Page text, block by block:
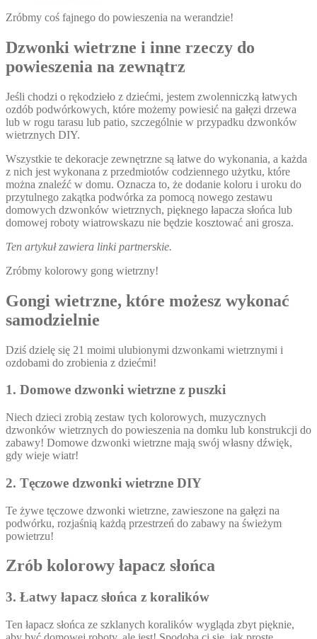
Zróbmy coś fajnego do powieszenia na werandzie!
Dzwonki wietrzne i inne rzeczy do
powieszenia na zewnątrz
Jeśli chodzi o rękodzieło z dziećmi, jestem zwolenniczką łatwych
ozdób podwórkowych, które możemy powiesić na gałęzi drzewa
lub w rogu tarasu lub patio, szczególnie w przypadku dzwonków
wietrznych DIY.
Wszystkie te dekoracje zewnętrzne są łatwe do wykonania, a każda
z nich jest wykonana z przedmiotów codziennego użytku, które
można znaleźć w domu. Oznacza to, że dodanie koloru i uroku do
przytulnego zakątka podwórka za pomocą nowego zestawu
domowych dzwonków wietrznych, pięknego łapacza słońca lub
domowej roboty wiatrowskazu nie będzie kosztować ani grosza.
Ten artykuł zawiera linki partnerskie.
Zróbmy kolorowy gong wietrzny!
Gongi wietrzne, które możesz wykonać
samodzielnie
Dziś dzielę się 21 moimi ulubionymi dzwonkami wietrznymi i
ozdobami do zrobienia z dziećmi!
1. Domowe dzwonki wietrzne z puszki
Niech dzieci zrobią zestaw tych kolorowych, muzycznych
dzwonków wietrznych do powieszenia na domku lub konstrukcji do
zabawy! Domowe dzwonki wietrzne mają swój własny dźwięk,
gdy wieje wiatr!
2. Tęczowe dzwonki wietrzne DIY
Te żywe tęczowe dzwonki wietrzne, zawieszone na gałęzi na
podwórku, rozjaśnią każdą przestrzeń do zabawy na świeżym
powietrzu!
Zrób kolorowy łapacz słońca
3. Łatwy łapacz słońca z koralików
Ten łapacz słońca ze szklanych koralików wygląda zbyt pięknie,